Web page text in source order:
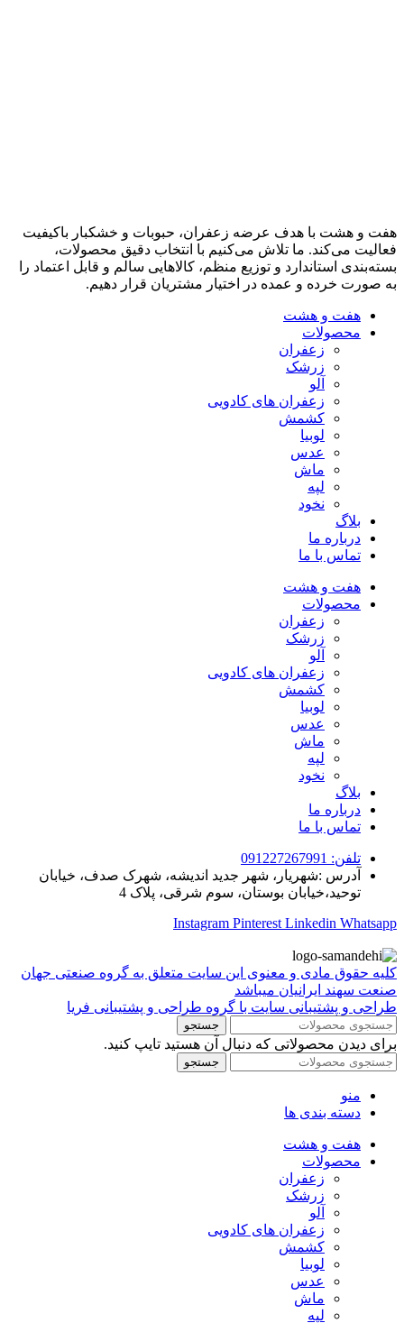
هفت و هشت با هدف عرضه زعفران، حبوبات و خشکبار باکیفیت
فعالیت می‌کند. ما تلاش می‌کنیم با انتخاب دقیق محصولات،
بسته‌بندی استاندارد و توزیع منظم، کالاهایی سالم و قابل اعتماد را
به صورت خرده و عمده در اختیار مشتریان قرار دهیم.
هفت و هشت
محصولات
زعفران
زرشک
آلو
زعفران های کادویی
کشمش
لوبیا
عدس
ماش
لپه
نخود
بلاگ
درباره ما
تماس با ما
هفت و هشت
محصولات
زعفران
زرشک
آلو
زعفران های کادویی
کشمش
لوبیا
عدس
ماش
لپه
نخود
بلاگ
درباره ما
تماس با ما
تلفن: 091227267991
آدرس :شهریار، شهر جدید اندیشه، شهرک صدف، خیابان
توحید،خیابان بوستان، سوم شرقی، پلاک 4
Instagram Pinterest Linkedin Whatsapp
کلیه حقوق مادی و معنوی این سایت متعلق به گروه صنعتی جهان
صنعت سهند ایرانیان میباشد
طراحی و پشتیبانی سایت با گروه طراحی و پشتیبانی فریا
جستجو
برای دیدن محصولاتی که دنبال آن هستید تایپ کنید.
جستجو
منو
دسته بندی ها
هفت و هشت
محصولات
زعفران
زرشک
آلو
زعفران های کادویی
کشمش
لوبیا
عدس
ماش
لپه